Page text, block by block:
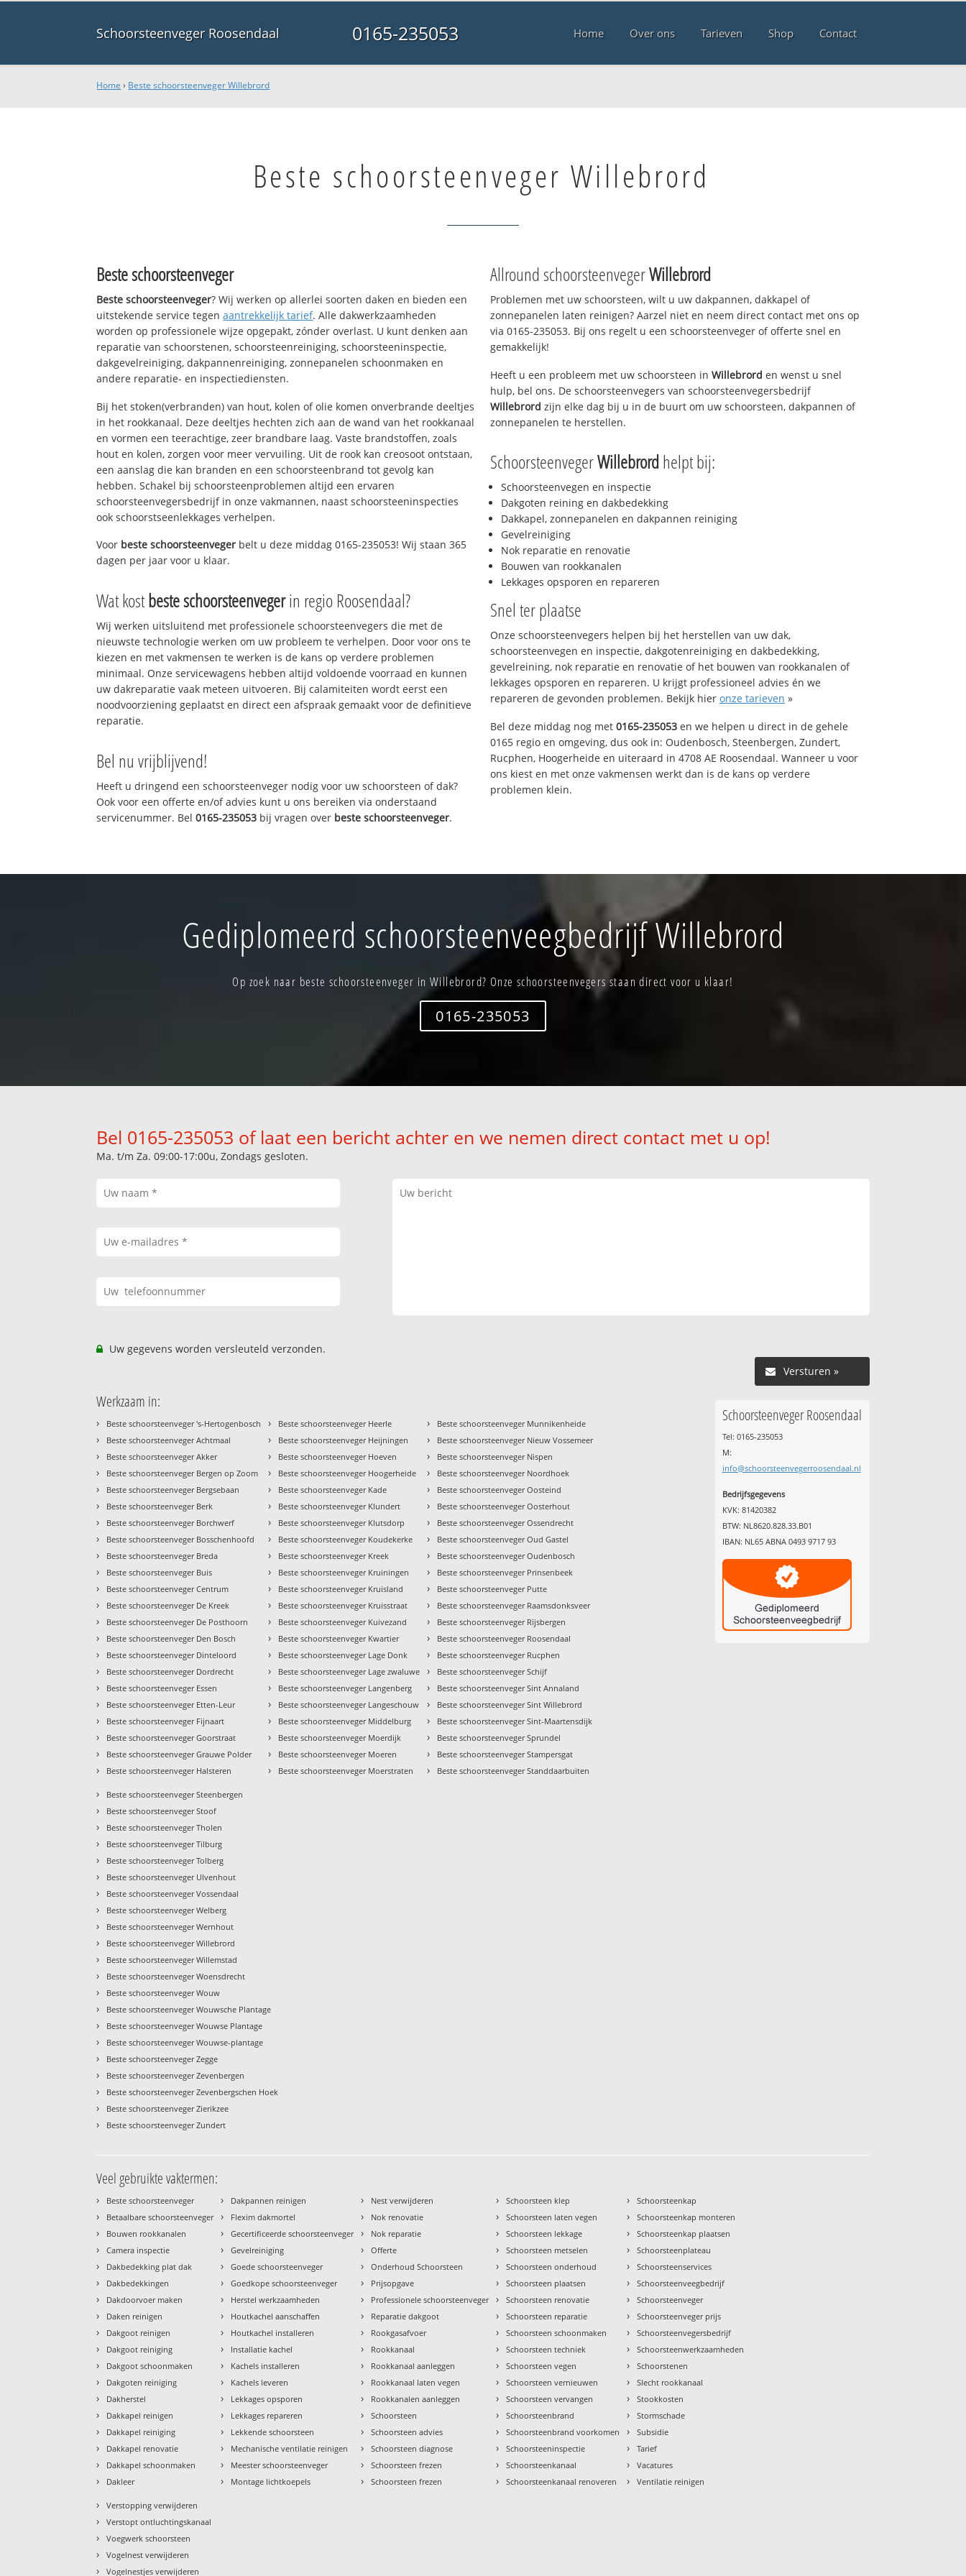
Schoorsteenveger Roosendaal 0165-235053 Home Over ons Tarieven Shop Contact
Home › Beste schoorsteenveger Willebrord
Beste schoorsteenveger Willebrord
Beste schoorsteenveger
Beste schoorsteenveger? Wij werken op allerlei soorten daken en bieden een
uitstekende service tegenaantrekkelijk tarief. Alle dakwerkzaamheden
worden op professionele wijze opgepakt, zónder overlast. U kunt denken aan
reparatie van schoorstenen, schoorsteenreiniging, schoorsteeninspectie,
dakgevelreiniging, dakpannenreiniging, zonnepanelen schoonmaken en
andere reparatie- en inspectiediensten.
Bij het stoken(verbranden) van hout, kolen of olie komen onverbrande deeltjes
in het rookkanaal. Deze deeltjes hechten zich aan de wand van het rookkanaal
en vormen een teerachtige, zeer brandbare laag. Vaste brandstoffen, zoals
hout en kolen, zorgen voor meer vervuiling. Uit de rook kan creosoot ontstaan,
een aanslag die kan branden en een schoorsteenbrand tot gevolg kan
hebben. Schakel bij schoorsteenproblemen altijd een ervaren
schoorsteenvegersbedrijf in onze vakmannen, naast schoorsteeninspecties
ook schoorstseenlekkages verhelpen.
Voor beste schoorsteenveger belt u deze middag 0165-235053! Wij staan 365
dagen per jaar voor u klaar.
Wat kostbeste schoorsteenvegerin regio Roosendaal?
Wij werken uitsluitend met professionele schoorsteenvegers die met de
nieuwste technologie werken om uw probleem te verhelpen. Door voor ons te
kiezen en met vakmensen te werken is de kans op verdere problemen
minimaal. Onze servicewagens hebben altijd voldoende voorraad en kunnen
uw dakreparatie vaak meteen uitvoeren. Bij calamiteiten wordt eerst een
noodvoorziening geplaatst en direct een afspraak gemaakt voor de definitieve
reparatie.
Bel nu vrijblijvend!
Heeft u dringend een schoorsteenveger nodig voor uw schoorsteen of dak?
Ook voor een offerte en/of advies kunt u ons bereiken via onderstaand
servicenummer. Bel0165-235053 bij vragen over beste schoorsteenveger.
Allround schoorsteenvegerWillebrord
Problemen met uw schoorsteen, wilt u uw dakpannen, dakkapel of
zonnepanelen laten reinigen? Aarzel niet en neem direct contact met ons op
via 0165-235053. Bij ons regelt u een schoorsteenveger of offerte snel en
gemakkelijk!
Heeft u een probleem met uw schoorsteen in Willebrord en wenst u snel
hulp, bel ons. De schoorsteenvegers van schoorsteenvegersbedrijf
Willebrord zijn elke dag bij u in de buurt om uw schoorsteen, dakpannen of
zonnepanelen te herstellen.
SchoorsteenvegerWillebrordhelpt bij:
Schoorsteenvegen en inspectie
Dakgoten reining en dakbedekking
Dakkapel, zonnepanelen en dakpannen reiniging
Gevelreiniging
Nok reparatie en renovatie
Bouwen van rookkanalen
Lekkages opsporen en repareren
Snel ter plaatse
Onze schoorsteenvegers helpen bij het herstellen van uw dak,
schoorsteenvegen en inspectie, dakgotenreiniging en dakbedekking,
gevelreining, nok reparatie en renovatie of het bouwen van rookkanalen of
lekkages opsporen en repareren. U krijgt professioneel advies én we
repareren de gevonden problemen. Bekijk hier onze tarieven »
Bel deze middag nog met 0165-235053 en we helpen u direct in de gehele
0165 regio en omgeving, dus ook in: Oudenbosch, Steenbergen, Zundert,
Rucphen, Hoogerheide en uiteraard in 4708 AE Roosendaal. Wanneer u voor
ons kiest en met onze vakmensen werkt dan is de kans op verdere
problemen klein.
Gediplomeerd schoorsteenveegbedrijf Willebrord
Op zoek naar beste schoorsteenveger in Willebrord? Onze schoorsteenvegers staan direct voor u klaar!
0165-235053
Bel 0165-235053 of laat een bericht achter en we nemen direct contact met u op!
Ma. t/m Za. 09:00-17:00u, Zondags gesloten.
Uw gegevens worden versleuteld verzonden.
Versturen »
Werkzaam in:
› Beste schoorsteenveger 's-Hertogenbosch
› Beste schoorsteenveger Achtmaal
› Beste schoorsteenveger Akker
› Beste schoorsteenveger Bergen op Zoom
› Beste schoorsteenveger Bergsebaan
› Beste schoorsteenveger Berk
› Beste schoorsteenveger Borchwerf
› Beste schoorsteenveger Bosschenhoofd
› Beste schoorsteenveger Breda
› Beste schoorsteenveger Buis
› Beste schoorsteenveger Centrum
› Beste schoorsteenveger De Kreek
› Beste schoorsteenveger De Posthoorn
› Beste schoorsteenveger Den Bosch
› Beste schoorsteenveger Dinteloord
› Beste schoorsteenveger Dordrecht
› Beste schoorsteenveger Essen
› Beste schoorsteenveger Etten-Leur
› Beste schoorsteenveger Fijnaart
› Beste schoorsteenveger Goorstraat
› Beste schoorsteenveger Grauwe Polder
› Beste schoorsteenveger Halsteren
› Beste schoorsteenveger Heerle
› Beste schoorsteenveger Heijningen
› Beste schoorsteenveger Hoeven
› Beste schoorsteenveger Hoogerheide
› Beste schoorsteenveger Kade
› Beste schoorsteenveger Klundert
› Beste schoorsteenveger Klutsdorp
› Beste schoorsteenveger Koudekerke
› Beste schoorsteenveger Kreek
› Beste schoorsteenveger Kruiningen
› Beste schoorsteenveger Kruisland
› Beste schoorsteenveger Kruisstraat
› Beste schoorsteenveger Kuivezand
› Beste schoorsteenveger Kwartier
› Beste schoorsteenveger Lage Donk
› Beste schoorsteenveger Lage zwaluwe
› Beste schoorsteenveger Langenberg
› Beste schoorsteenveger Langeschouw
› Beste schoorsteenveger Middelburg
› Beste schoorsteenveger Moerdijk
› Beste schoorsteenveger Moeren
› Beste schoorsteenveger Moerstraten
› Beste schoorsteenveger Munnikenheide
› Beste schoorsteenveger Nieuw Vossemeer
› Beste schoorsteenveger Nispen
› Beste schoorsteenveger Noordhoek
› Beste schoorsteenveger Oosteind
› Beste schoorsteenveger Oosterhout
› Beste schoorsteenveger Ossendrecht
› Beste schoorsteenveger Oud Gastel
› Beste schoorsteenveger Oudenbosch
› Beste schoorsteenveger Prinsenbeek
› Beste schoorsteenveger Putte
› Beste schoorsteenveger Raamsdonksveer
› Beste schoorsteenveger Rijsbergen
› Beste schoorsteenveger Roosendaal
› Beste schoorsteenveger Rucphen
› Beste schoorsteenveger Schijf
› Beste schoorsteenveger Sint Annaland
› Beste schoorsteenveger Sint Willebrord
› Beste schoorsteenveger Sint-Maartensdijk
› Beste schoorsteenveger Sprundel
› Beste schoorsteenveger Stampersgat
› Beste schoorsteenveger Standdaarbuiten
› Beste schoorsteenveger Steenbergen
› Beste schoorsteenveger Stoof
› Beste schoorsteenveger Tholen
› Beste schoorsteenveger Tilburg
› Beste schoorsteenveger Tolberg
› Beste schoorsteenveger Ulvenhout
› Beste schoorsteenveger Vossendaal
› Beste schoorsteenveger Welberg
› Beste schoorsteenveger Wernhout
› Beste schoorsteenveger Willebrord
› Beste schoorsteenveger Willemstad
› Beste schoorsteenveger Woensdrecht
› Beste schoorsteenveger Wouw
› Beste schoorsteenveger Wouwsche Plantage
› Beste schoorsteenveger Wouwse Plantage
› Beste schoorsteenveger Wouwse-plantage
› Beste schoorsteenveger Zegge
› Beste schoorsteenveger Zevenbergen
› Beste schoorsteenveger Zevenbergschen Hoek
› Beste schoorsteenveger Zierikzee
› Beste schoorsteenveger Zundert
Schoorsteenveger Roosendaal
Tel: 0165-235053
M:
info@schoorsteenvegerroosendaal.nl
Bedrijfsgegevens
KVK: 81420382
BTW: NL8620.828.33.B01
IBAN: NL65 ABNA 0493 9717 93
Veel gebruikte vaktermen:
› Beste schoorsteenveger
› Betaalbare schoorsteenveger
› Bouwen rookkanalen
› Camera inspectie
› Dakbedekking plat dak
› Dakbedekkingen
› Dakdoorvoer maken
› Daken reinigen
› Dakgoot reinigen
› Dakgoot reiniging
› Dakgoot schoonmaken
› Dakgoten reiniging
› Dakherstel
› Dakkapel reinigen
› Dakkapel reiniging
› Dakkapel renovatie
› Dakkapel schoonmaken
› Dakleer
› Dakpannen reinigen
› Flexim dakmortel
› Gecertificeerde schoorsteenveger
› Gevelreiniging
› Goede schoorsteenveger
› Goedkope schoorsteenveger
› Herstel werkzaamheden
› Houtkachel aanschaffen
› Houtkachel installeren
› Installatie kachel
› Kachels installeren
› Kachels leveren
› Lekkages opsporen
› Lekkages repareren
› Lekkende schoorsteen
› Mechanische ventilatie reinigen
› Meester schoorsteenveger
› Montage lichtkoepels
› Nest verwijderen
› Nok renovatie
› Nok reparatie
› Offerte
› Onderhoud Schoorsteen
› Prijsopgave
› Professionele schoorsteenveger
› Reparatie dakgoot
› Rookgasafvoer
› Rookkanaal
› Rookkanaal aanleggen
› Rookkanaal laten vegen
› Rookkanalen aanleggen
› Schoorsteen
› Schoorsteen advies
› Schoorsteen diagnose
› Schoorsteen frezen
› Schoorsteen frezen
› Schoorsteen klep
› Schoorsteen laten vegen
› Schoorsteen lekkage
› Schoorsteen metselen
› Schoorsteen onderhoud
› Schoorsteen plaatsen
› Schoorsteen renovatie
› Schoorsteen reparatie
› Schoorsteen schoonmaken
› Schoorsteen techniek
› Schoorsteen vegen
› Schoorsteen vernieuwen
› Schoorsteen vervangen
› Schoorsteenbrand
› Schoorsteenbrand voorkomen
› Schoorsteeninspectie
› Schoorsteenkanaal
› Schoorsteenkanaal renoveren
› Schoorsteenkap
› Schoorsteenkap monteren
› Schoorsteenkap plaatsen
› Schoorsteenplateau
› Schoorsteenservices
› Schoorsteenveegbedrijf
› Schoorsteenveger
› Schoorsteenveger prijs
› Schoorsteenvegersbedrijf
› Schoorsteenwerkzaamheden
› Schoorstenen
› Slecht rookkanaal
› Stookkosten
› Stormschade
› Subsidie
› Tarief
› Vacatures
› Ventilatie reinigen
› Verstopping verwijderen
› Verstopt ontluchtingskanaal
› Voegwerk schoorsteen
› Vogelnest verwijderen
› Vogelnestjes verwijderen